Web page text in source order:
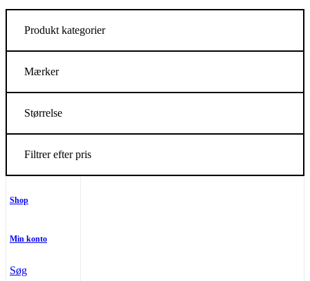
Produkt kategorier
Mærker
Størrelse
Filtrer efter pris
Shop
Min konto
Søg